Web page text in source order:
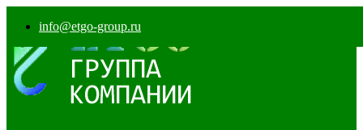
info@etgo-group.ru